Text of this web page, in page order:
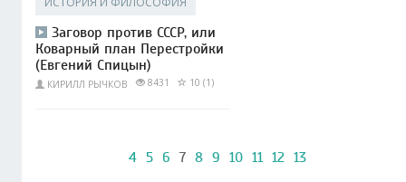
Заговор против СССР, или
Коварный план Перестройки
(Евгений Спицын)
КИРИЛЛ РЫЧКОВ 8431 10 (1)
4 5 6 7 8 9 10 11 12 13